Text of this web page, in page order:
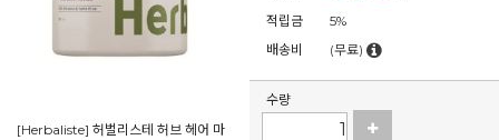
[Herbaliste] 허벌리스테 허브 헤어 마
적립금
5%
배송비
(무료)
수량